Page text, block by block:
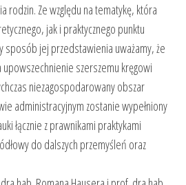
rodzin. Ze względu na tematykę, która
jak i praktycznego punktu
sposób jej przedstawienia uważamy, że
upowszechnienie szerszemu kręgowi
niezagospodarowany obszar
administracyjnym zostanie wypełniony
łącznie z prawnikami praktykami
do dalszych przemyśleń oraz